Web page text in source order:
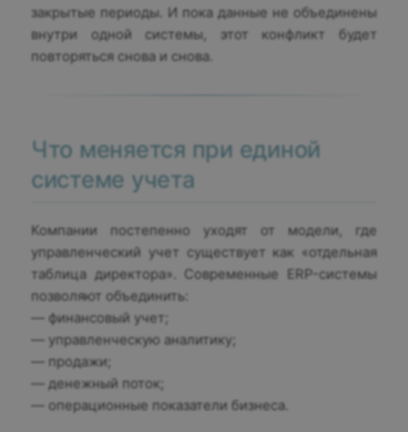
закрытые периоды. И пока данные не объединены
внутри одной системы, этот конфликт будет
повторяться снова и снова.
Что меняется при единой
системе учета
Компании постепенно уходят от модели, где
управленческий учет существует как «отдельная
таблица директора». Современные ERP-системы
позволяют объединить:
— финансовый учет;
— управленческую аналитику;
— продажи;
— денежный поток;
— операционные показатели бизнеса.